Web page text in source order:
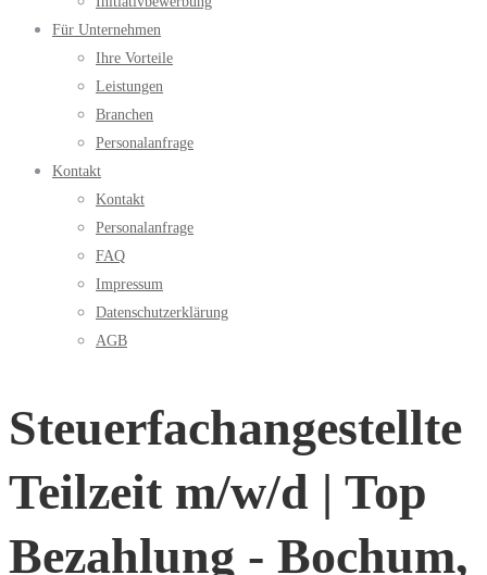
Für Unternehmen
Ihre Vorteile
Leistungen
Branchen
Personalanfrage
Kontakt
Kontakt
Personalanfrage
FAQ
Impressum
Datenschutzerklärung
AGB
Steuerfachangestellte
Teilzeit m/w/d | Top
Bezahlung - Bochum,